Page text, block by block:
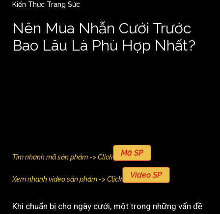
Kiến Thức Trang Sức
Nên Mua Nhẫn Cưới Trước
Bao Lâu Là Phù Hợp Nhất?
Tìm nhanh mã sản phẩm -> Click Mã SP
Xem nhanh video sản phẩm -> Click Video SP
Khi chuẩn bị cho ngày cưới, một trong những vấn đề